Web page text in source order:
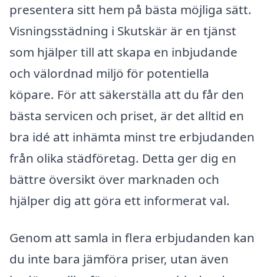
presentera sitt hem på bästa möjliga sätt.
Visningsstädning i Skutskär är en tjänst
som hjälper till att skapa en inbjudande
och välordnad miljö för potentiella
köpare. För att säkerställa att du får den
bästa servicen och priset, är det alltid en
bra idé att inhämta minst tre erbjudanden
från olika städföretag. Detta ger dig en
bättre översikt över marknaden och
hjälper dig att göra ett informerat val.
Genom att samla in flera erbjudanden kan
du inte bara jämföra priser, utan även